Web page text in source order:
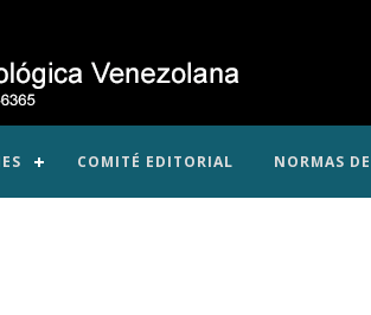
COMITÉ EDITORIAL NORMAS